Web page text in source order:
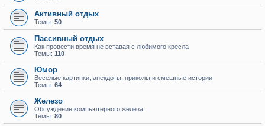
Активный отдых
Темы: 50
Пассивный отдых
Как провести время не вставая с любимого кресла
Темы: 110
Юмор
Веселые картинки, анекдоты, приколы и смешные истории
Темы: 64
Железо
Обсуждение компьютерного железа
Темы: 80